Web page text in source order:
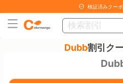
検証済みクー
Dubb割引ク